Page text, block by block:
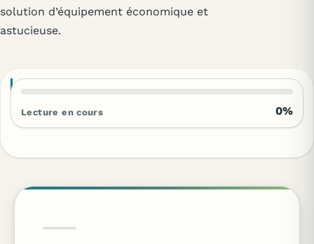
solution d’équipement économique et
astucieuse.
Lecture en cours 0%